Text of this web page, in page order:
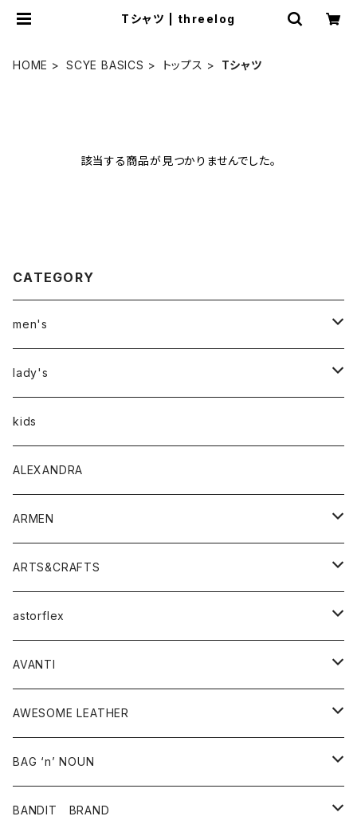
Tシャツ | threelog
HOME SCYE BASICS トップス Tシャツ
該当する商品が見つかりませんでした。
CATEGORY
men's
アウター
トップス
Tシャツ
シャツ
ボトムス
lady's
アウター
トップス
Tシャツ・カットソー
シャツ・ブラウス
ボトムス
パンツ
スカート
ワンピース・オールインワン
バッグ
シューズ
アクセサリー
その他雑貨
kids
ALEXANDRA
ARMEN
アウター
コート
ジャケット
トップス
ベスト
シャツ
ワンピース
ボトム
スカート
パンツ
グッズ
靴
ARTS&CRAFTS
アクセサリー
ウォレット
バッグ
astorflex
グッズ
靴
AVANTI
シャツ
AWESOME LEATHER
アウター
革ジャケット
BAG ‘n’ NOUN
アクセサリー
BANDIT BRAND